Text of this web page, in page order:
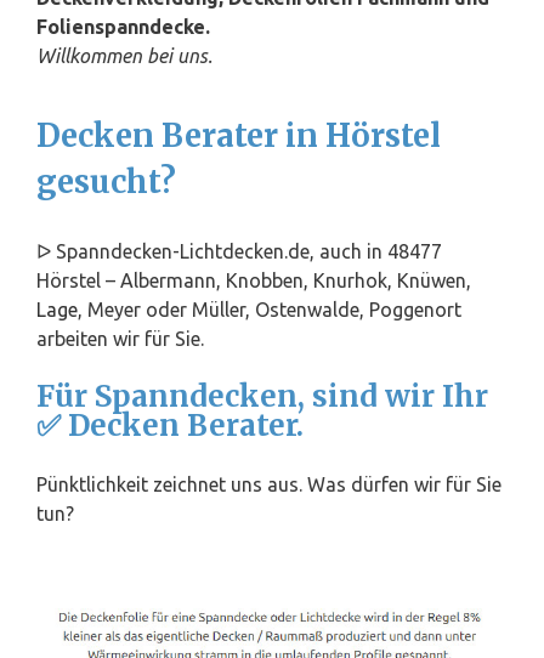
Folienspanndecke.
Willkommen bei uns.
Decken Berater in Hörstel
gesucht?
ᐅ Spanndecken-Lichtdecken.de, auch in 48477
Hörstel – Albermann, Knobben, Knurhok, Knüwen,
Lage, Meyer oder Müller, Ostenwalde, Poggenort
arbeiten wir für Sie.
Für Spanndecken, sind wir Ihr
✅ Decken Berater.
Pünktlichkeit zeichnet uns aus. Was dürfen wir für Sie
tun?